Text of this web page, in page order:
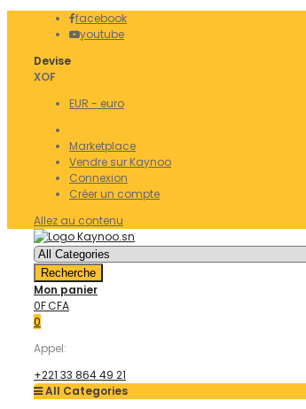
facebook
youtube
Devise
XOF
EUR - euro
Marketplace
Vendre sur Kaynoo
Connexion
Créer un compte
Allez au contenu
Recherche
Mon panier
0F CFA
0
Appel:
+221 33 864 49 21
All Categories